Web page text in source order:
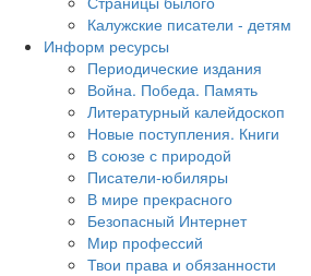
Калужские писатели - детям
Информ ресурсы
Периодические издания
Война. Победа. Память
Литературный калейдоскоп
Новые поступления. Книги
В союзе с природой
Писатели-юбиляры
В мире прекрасного
Безопасный Интернет
Мир профессий
Твои права и обязанности